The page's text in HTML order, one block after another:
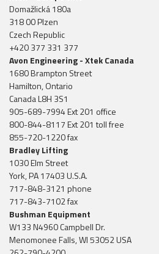
Domažlická 180a
318 00 Plzen
Czech Republic
+420 377 331 377
Avon Engineering - Xtek Canada
1680 Brampton Street
Hamilton, Ontario
Canada L8H 3S1
905-689-7994 Ext 201 office
800-844-8117 Ext 201 toll free
855-720-1220 fax
Bradley Lifting
1030 Elm Street
York, PA 17403 U.S.A.
717-848-3121 phone
717-843-7102 fax
Bushman Equipment
W133 N4960 Campbell Dr.
Menomonee Falls, WI 53052 USA